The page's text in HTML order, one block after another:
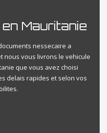
en Mauritanie
nessecaire a
nous vous livrons le vehicule
que vous avez choisi
delais rapides et selon vos